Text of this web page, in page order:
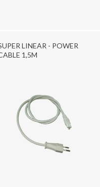
LINEAR - POWER
1,5M